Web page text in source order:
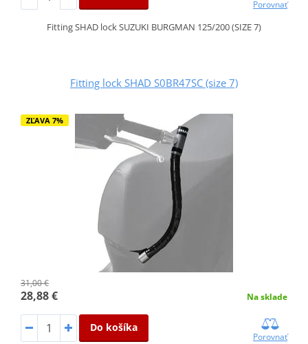
Porovnať
Fitting SHAD lock SUZUKI BURGMAN 125/200 (SIZE 7)
Fitting lock SHAD S0BR47SC (size 7)
ZĽAVA 7%
31,00 €
28,88 € Na sklade
Do košíka
Porovnať